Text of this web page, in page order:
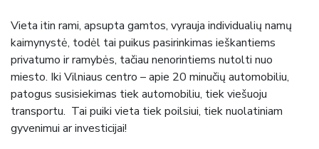
Vieta itin rami, apsupta gamtos, vyrauja individualių namų
kaimynystė, todėl tai puikus pasirinkimas ieškantiems
privatumo ir ramybės, tačiau nenorintiems nutolti nuo
miesto. Iki Vilniaus centro – apie 20 minučių automobiliu,
patogus susisiekimas tiek automobiliu, tiek viešuoju
transportu. Tai puiki vieta tiek poilsiui, tiek nuolatiniam
gyvenimui ar investicijai!